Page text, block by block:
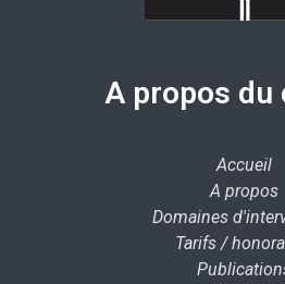
A propos du
Accueil
A propos
Domaines
Tarifs /